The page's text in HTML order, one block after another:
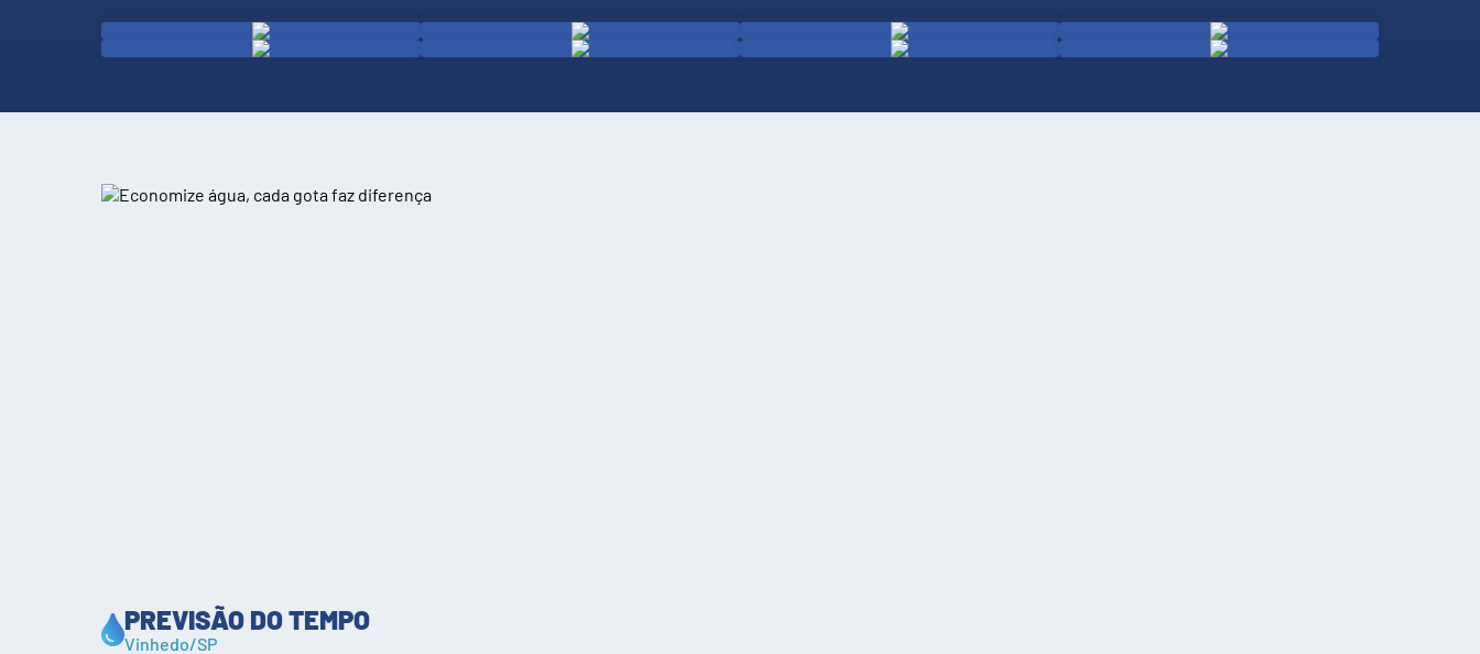
PREVISÃO DO TEMPO
Vinhedo/SP